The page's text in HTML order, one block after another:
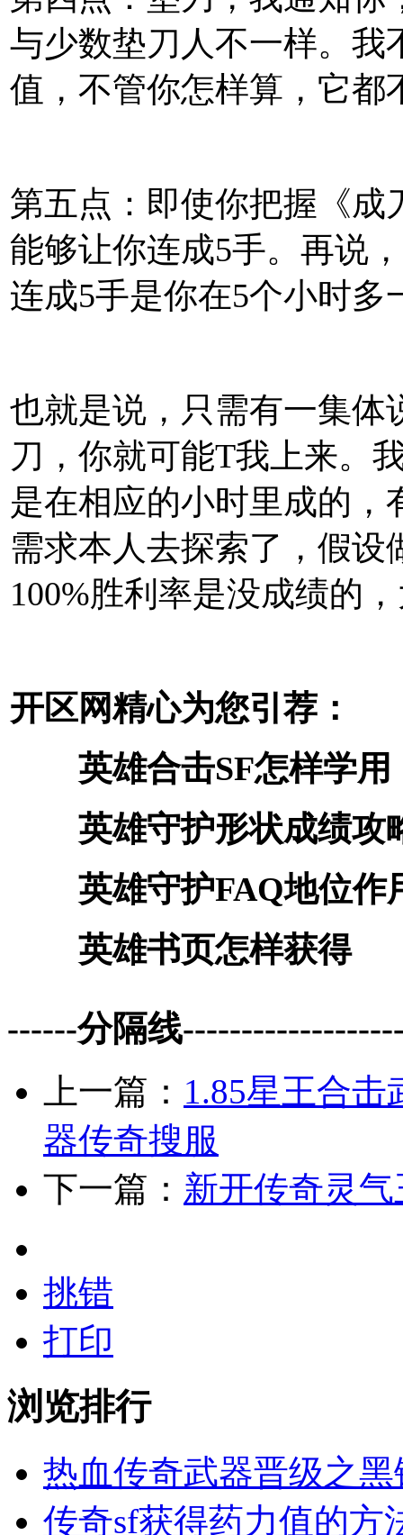
与少数垫刀人不一样。我
值，不管你怎样算，它都
第五点：即使你把握《成
能够让你连成5手。再说
连成5手是你在5个小时多
也就是说，只需有一集体
刀，你就可能T我上来。
是在相应的小时里成的，
需求本人去探索了，假设
100%胜利率是没成绩的
开区网精心为您引荐 ：
英雄合击SF怎样学用
英雄守护形状成绩攻
英雄守护FAQ地位作
英雄书页怎样获得
------分隔线
上一篇： 1.85星王合
器传奇搜服
下一篇： 新开传奇灵
挑错
打印
浏览排行
热血传奇武器晋级之
传奇sf获得药力值的方